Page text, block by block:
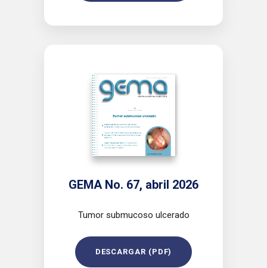
GEMA No. 67, abril 2026
Tumor submucoso ulcerado
DESCARGAR (PDF)